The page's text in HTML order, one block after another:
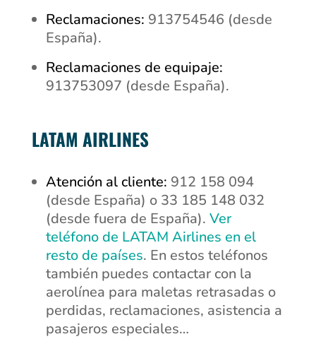
Reclamaciones: 913754546 (desde
España).
Reclamaciones de equipaje:
913753097 (desde España).
LATAM AIRLINES
Atención al cliente: 912 158 094
(desde España) o 33 185 148 032
(desde fuera de España). Ver
teléfono de LATAM Airlines en el
resto de países. En estos teléfonos
también puedes contactar con la
aerolínea para maletas retrasadas o
perdidas, reclamaciones, asistencia a
pasajeros especiales…